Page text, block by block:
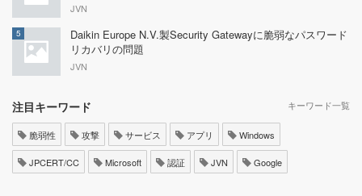
JVN
5
Daikin Europe N.V.製Security Gatewayに脆弱なパスワード
リカバリの問題
JVN
注目キーワード キーワード一覧
脆弱性 攻撃 サービス アプリ Windows
JPCERT/CC Microsoft 認証 JVN Google